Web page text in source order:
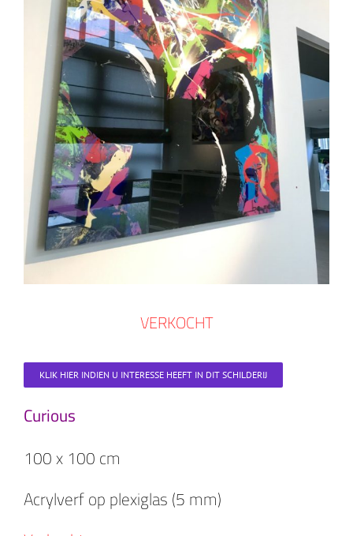
VERKOCHT
KLIK HIER INDIEN U INTERESSE HEEFT IN DIT SCHILDERIJ
Curious
100 x 100 cm
Acrylverf op plexiglas (5 mm)